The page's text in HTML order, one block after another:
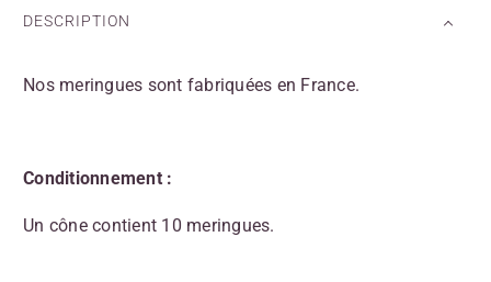
DESCRIPTION
Nos meringues sont fabriquées en France.
Conditionnement :
Un cône contient 10 meringues.